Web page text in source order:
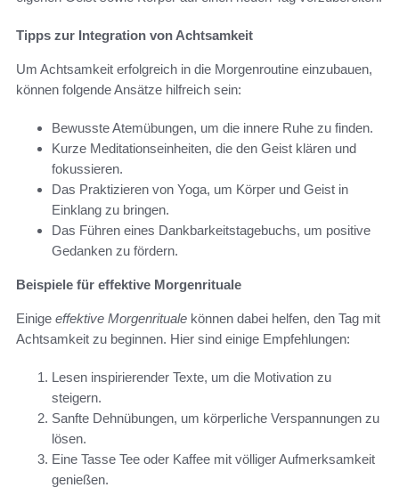
Tipps zur Integration von Achtsamkeit
Um Achtsamkeit erfolgreich in die Morgenroutine einzubauen,
können folgende Ansätze hilfreich sein:
Bewusste Atemübungen, um die innere Ruhe zu finden.
Kurze Meditationseinheiten, die den Geist klären und
fokussieren.
Das Praktizieren von Yoga, um Körper und Geist in
Einklang zu bringen.
Das Führen eines Dankbarkeitstagebuchs, um positive
Gedanken zu fördern.
Beispiele für effektive Morgenrituale
Einige effektive Morgenrituale können dabei helfen, den Tag mit
Achtsamkeit zu beginnen. Hier sind einige Empfehlungen:
Lesen inspirierender Texte, um die Motivation zu
steigern.
Sanfte Dehnübungen, um körperliche Verspannungen zu
lösen.
Eine Tasse Tee oder Kaffee mit völliger Aufmerksamkeit
genießen.